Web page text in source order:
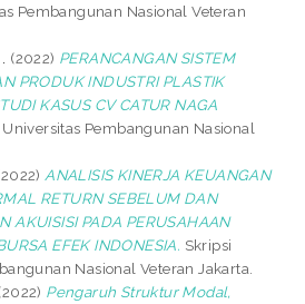
Pembangunan Nasional Veteran
(2022) PERANCANGAN SISTEM
PRODUK INDUSTRI PLASTIK
KASUS CV CATUR NAGA
Pembangunan Nasional
ANALISIS KINERJA KEUANGAN
RETURN SEBELUM DAN
AKUISISI PADA PERUSAHAAN
EFEK INDONESIA. Skripsi
Nasional Veteran Jakarta.
Pengaruh Struktur Modal,